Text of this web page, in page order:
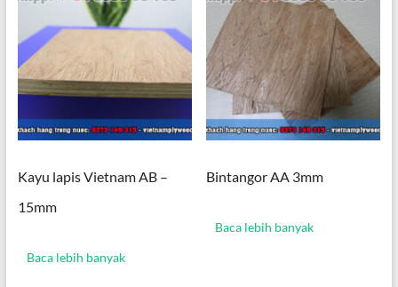
Kayu lapis Vietnam AB –
15mm
Baca lebih banyak
Bintangor AA 3mm
Baca lebih banyak